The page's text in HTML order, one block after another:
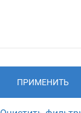
ПРИМЕНИТЬ